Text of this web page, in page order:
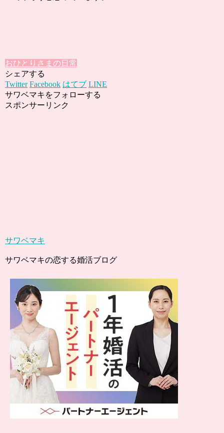
おひとりさまの日常
シェアする
Twitter Facebook はてブ LINE
サワベマキをフォローする
スポンサーリンク
サワベマキ
サワベマキの恋する婚活ブログ